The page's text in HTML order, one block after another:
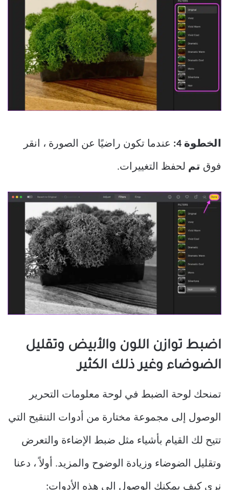
الخطوة 4: عندما تكون راضيًا عن الصورة ، انقر
فوق تم لحفظ التغييرات.
اضبط توازن اللون والأبيض وتقليل
الضوضاء وغير ذلك الكثير
تمنحك لوحة الضبط في لوحة معلومات التحرير
الوصول إلى مجموعة مختارة من أدوات التنقيح التي
تتيح لك القيام بأشياء مثل ضبط الإضاءة والتعرض
وتقليل الضوضاء وزيادة الوضوح والمزيد. أولاً ، دعنا
نرى كيف يمكنك الوصول إلى هذه الأدوات: